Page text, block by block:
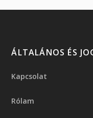
ÁLTALÁNOS ÉS
Kapcsolat
Rólam